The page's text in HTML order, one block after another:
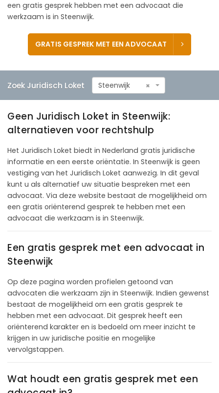
een gratis gesprek hebben met een advocaat die
werkzaam is in Steenwijk.
GRATIS GESPREK MET EEN ADVOCAAT
Zoek Juridisch Loket ×
Steenwijk
Geen Juridisch Loket in Steenwijk:
alternatieven voor rechtshulp
Het Juridisch Loket biedt in Nederland gratis juridische
informatie en een eerste oriëntatie. In Steenwijk is geen
vestiging van het Juridisch Loket aanwezig. In dit geval
kunt u als alternatief uw situatie bespreken met een
advocaat. Via deze website bestaat de mogelijkheid om
een gratis oriënterend gesprek te hebben met een
advocaat die werkzaam is in Steenwijk.
Een gratis gesprek met een advocaat in
Steenwijk
Op deze pagina worden profielen getoond van
advocaten die werkzaam zijn in Steenwijk. Indien gewenst
bestaat de mogelijkheid om een gratis gesprek te
hebben met een advocaat. Dit gesprek heeft een
oriënterend karakter en is bedoeld om meer inzicht te
krijgen in uw juridische positie en mogelijke
vervolgstappen.
Wat houdt een gratis gesprek met een